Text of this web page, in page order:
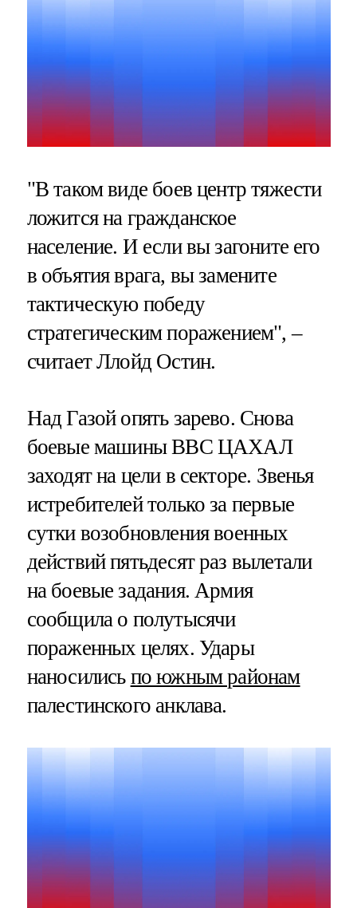
"В таком виде боев центр тяжести
ложится на гражданское
население. И если вы загоните его
в объятия врага, вы замените
тактическую победу
стратегическим поражением", –
считает Ллойд Остин.
Над Газой опять зарево. Снова
боевые машины ВВС ЦАХАЛ
заходят на цели в секторе. Звенья
истребителей только за первые
сутки возобновления военных
действий пятьдесят раз вылетали
на боевые задания. Армия
сообщила о полутысячи
пораженных целях. Удары
наносились по южным районам
палестинского анклава.